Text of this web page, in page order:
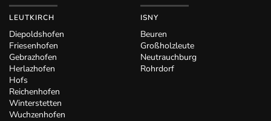
LEUTKIRCH
Diepoldshofen
Friesenhofen
Gebrazhofen
Herlazhofen
Hofs
Reichenhofen
Winterstetten
Wuchzenhofen
ISNY
Beuren
Großholzleute
Neutrauchburg
Rohrdorf